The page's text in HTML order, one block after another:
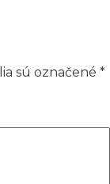
sú označené *